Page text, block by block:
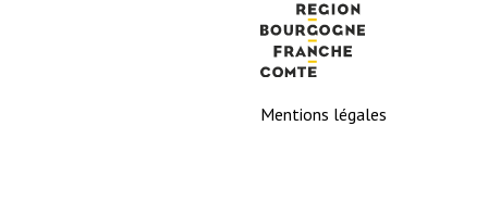
Mentions légales